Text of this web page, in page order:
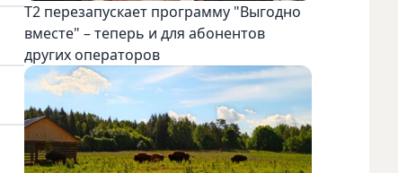
Т2 перезапускает программу "Выгодно
вместе" – теперь и для абонентов
других операторов